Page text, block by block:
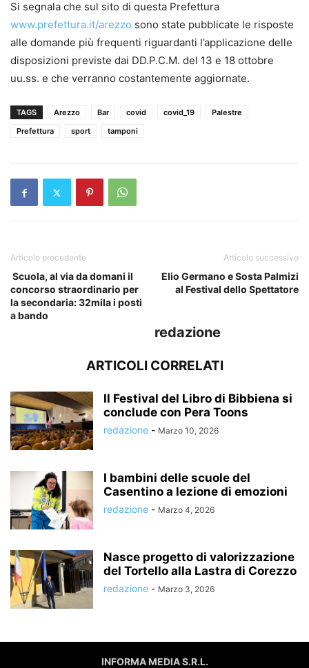
Si segnala che sul sito di questa Prefettura
www.prefettura.it/arezzo sono state pubblicate le risposte
alle domande più frequenti riguardanti l’applicazione delle
disposizioni previste dai DD.P.C.M. del 13 e 18 ottobre
uu.ss. e che verranno costantemente aggiornate.
TAGS Arezzo Bar covid covid_19
Palestre
Prefettura
sport tamponi
Articolo precedente
Scuola, al via da domani il
concorso straordinario per
la secondaria: 32mila i posti
a bando
Articolo successivo
Elio Germano e Sosta Palmizi
al Festival dello Spettatore
redazione
ARTICOLI CORRELATI
Il Festival del Libro di Bibbiena si
conclude con Pera Toons
redazione - Marzo 10, 2026
I bambini delle scuole del
Casentino a lezione di emozioni
redazione - Marzo 4, 2026
Nasce progetto di valorizzazione
del Tortello alla Lastra di Corezzo
redazione - Marzo 3, 2026
INFORMA MEDIA S.R.L.